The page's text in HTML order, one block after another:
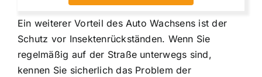
Ein weiterer Vorteil des Auto Wachsens ist der
Schutz vor Insektenrückständen. Wenn Sie
regelmäßig auf der Straße unterwegs sind,
kennen Sie sicherlich das Problem der